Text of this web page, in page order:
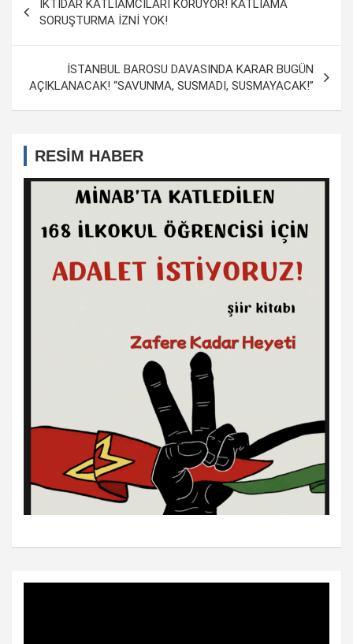
dolaşımı
İKTİDAR KATLİAMCILARI KORUYOR! KATLİAMA
SORUŞTURMA İZNİ YOK!
İSTANBUL BAROSU DAVASINDA KARAR BUGÜN
AÇIKLANACAK! “SAVUNMA, SUSMADI, SUSMAYACAK!”
RESİM HABER